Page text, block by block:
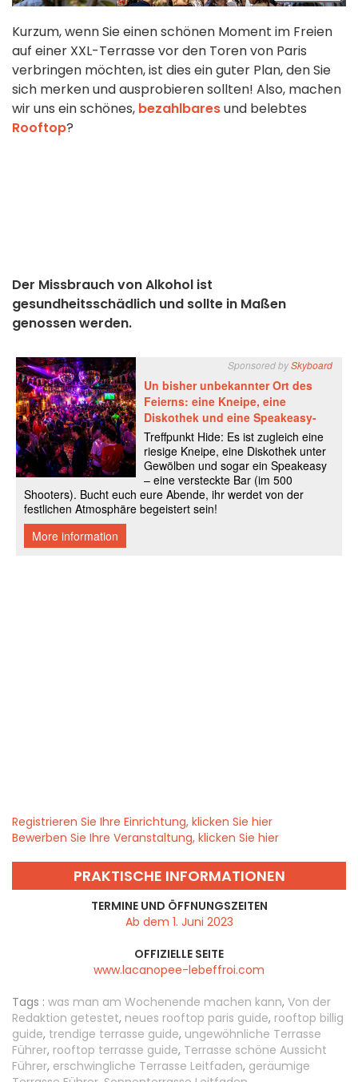
Kurzum, wenn Sie einen schönen Moment im Freien
auf einer XXL-Terrasse vor den Toren von Paris
verbringen möchten, ist dies ein guter Plan, den Sie
sich merken und ausprobieren sollten! Also, machen
wir uns ein schönes, bezahlbaresund belebtes
Rooftop?
Der Missbrauch von Alkohol ist
gesundheitsschädlich und sollte in Maßen
genossen werden.
Registrieren Sie Ihre Einrichtung, klicken Sie hier
Bewerben Sie Ihre Veranstaltung, klicken Sie hier
PRAKTISCHE INFORMATIONEN
TERMINE UND ÖFFNUNGSZEITEN
Ab dem 1. Juni 2023
OFFIZIELLE SEITE
www.lacanopee-lebeffroi.com
Tags : was man am Wochenende machen kann, Von der
Redaktion getestet, neues rooftop paris guide, rooftop billig
guide, trendige terrasse guide, ungewöhnliche Terrasse
Führer, rooftop terrasse guide, Terrasse schöne Aussicht
Führer, erschwingliche Terrasse Leitfaden, geräumige